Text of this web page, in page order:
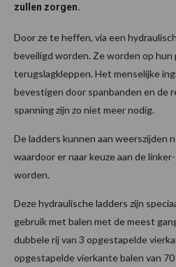
zullen zorgen.
Door ze te heffen, via een
beveiligd worden. Ze worden op
terugslagkleppen. Het menselijke
bevestigen door spanbanden en de
spanning zijn zo niet meer nodig.
De ladders kunnen aan weerszijden
waardoor er naar keuze aan de
worden.
Deze hydraulische ladders zijn
gebruik met balen met de meest
dubbele rij van 3 opgestapelde
opgestapelde vierkante balen van